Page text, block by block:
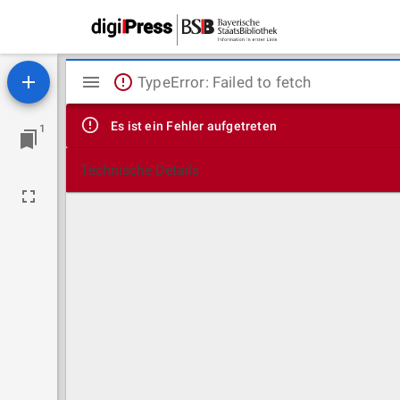
1
Mirador
Viewer
TypeError: Failed to fetch
Es ist ein Fehler aufgetreten
Technische Details